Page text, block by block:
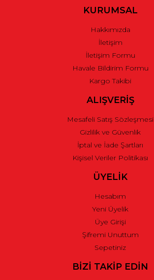
KURUMSAL
Hakkımızda
İletişim
İletişim Formu
Havale Bildirim Formu
Kargo Takibi
ALIŞVERİŞ
Mesafeli Satış Sözleşmesi
Gizlilik ve Güvenlik
İptal ve İade Şartları
Kişisel Veriler Politikası
ÜYELİK
Hesabım
Yeni Üyelik
Üye Girişi
Şifremi Unuttum
Sepetiniz
BİZİ TAKİP EDİN